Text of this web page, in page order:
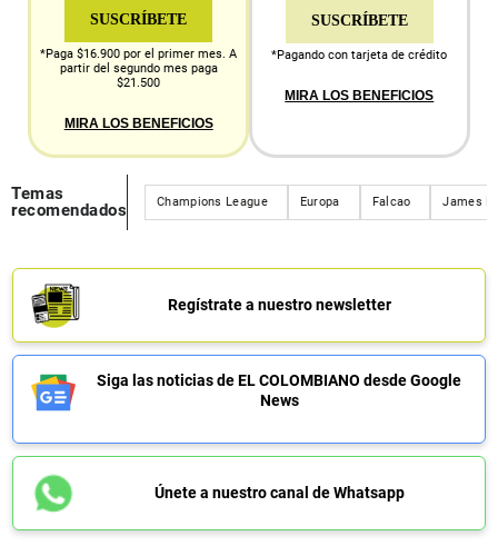
SUSCRÍBETE
*Paga $16.900 por el primer mes. A
partir del segundo mes paga
$21.500
MIRA LOS BENEFICIOS
SUSCRÍBETE
*Pagando con tarjeta de crédito
MIRA LOS BENEFICIOS
Temas
recomendados
Champions League Europa Falcao James
Regístrate a nuestro newsletter
Siga las noticias de EL COLOMBIANO desde Google
News
Únete a nuestro canal de Whatsapp